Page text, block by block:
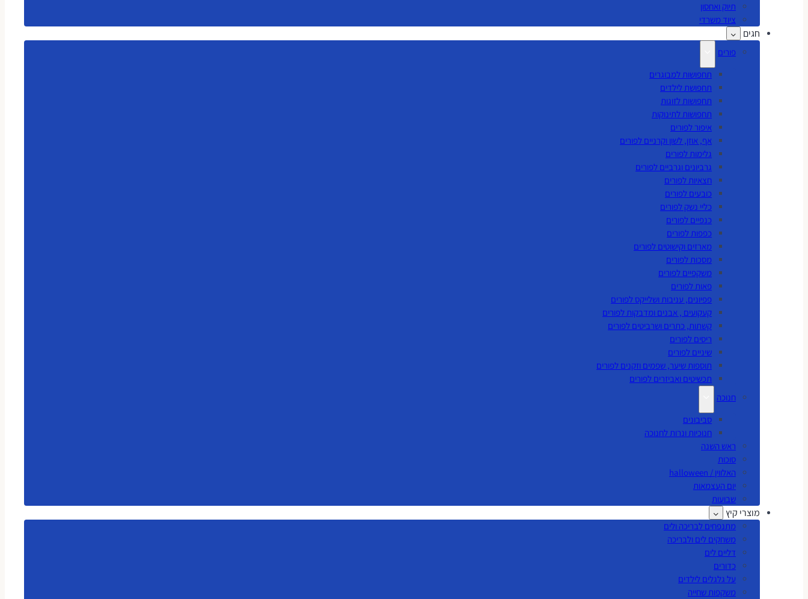
תיוק ואחסון
ציוד משרדי
חגים
פורים
תחפושות למבוגרים
תחפושת לילדים
תחפושות לזוגות
תחפושות לתינוקות
איפור לפורים
אף, אוזן, לשון וקרניים לפורים
גלימות לפורים
גרביונים וגרביים לפורים
חצאיות לפורים
כובעים לפורים
כליי נשק לפורים
כנפיים לפורים
כפפות לפורים
מארזים וקישוטים לפורים
מסכות לפורים
משקפיים לפורים
פאות לפורים
פפיונים, עניבות ושלייקס לפורים
קעקועים , אבנים ומדבקות לפורים
קשתות, כתרים ושרביטים לפורים
ריסים לפורים
שיניים לפורים
תוספות שיער, שפמים וזקנים לפורים
תכשיטים ואביזרים לפורים
חנוכה
סביבונים
חנוכיות ונרות לחנוכה
ראש השנה
סוכות
האלווין / halloween
יום העצמאות
שבועות
מוצרי קיץ
מתנפחים לבריכה ולים
משחקים לים ולבריכה
דליים לים
כדורים
על גלגלים לילדים
משקפות שחייה